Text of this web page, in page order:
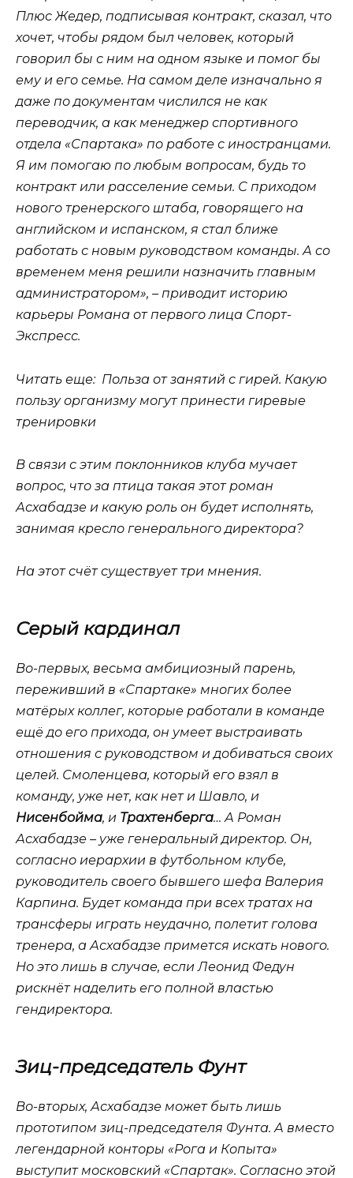
Плюс Жедер, подписывая контракт, сказал, что
хочет, чтобы рядом был человек, который
говорил бы с ним на одном языке и помог бы
ему и его семье. На самом деле изначально я
даже по документам числился не как
переводчик, а как менеджер спортивного
отдела «Спартака» по работе с иностранцами.
Я им помогаю по любым вопросам, будь то
контракт или расселение семьи. С приходом
нового тренерского штаба, говорящего на
английском и испанском, я стал ближе
работать с новым руководством команды. А со
временем меня решили назначить главным
администратором», – приводит историю
карьеры Романа от первого лица Спорт-
Экспресс.
Читать еще: Польза от занятий с гирей. Какую
пользу организму могут принести гиревые
тренировки
В связи с этим поклонников клуба мучает
вопрос, что за птица такая этот роман
Асхабадзе и какую роль он будет исполнять,
занимая кресло генерального директора?
На этот счёт существует три мнения.
Серый кардинал
Во-первых, весьма амбициозный парень,
переживший в «Спартаке» многих более
матёрых коллег, которые работали в команде
ещё до его прихода, он умеет выстраивать
отношения с руководством и добиваться своих
целей. Смоленцева, который его взял в
команду, уже нет, как нет и Шавло, и
Нисенбойма, и Трахтенберга… А Роман
Асхабадзе – уже генеральный директор. Он,
согласно иерархии в футбольном клубе,
руководитель своего бывшего шефа Валерия
Карпина. Будет команда при всех тратах на
трансферы играть неудачно, полетит голова
тренера, а Асхабадзе примется искать нового.
Но это лишь в случае, если Леонид Федун
рискнёт наделить его полной властью
гендиректора.
Зиц-председатель Фунт
Во-вторых, Асхабадзе может быть лишь
прототипом зиц-председателя Фунта. А вместо
легендарной конторы «Рога и Копыта»
выступит московский «Спартак». Согласно этой